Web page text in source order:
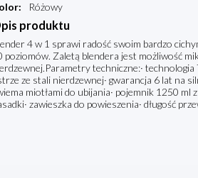
: Różowy
produktu
4 w 1 sprawi radość swoim bardzo
poziomów. Zaletą blendera jest możliwość
techniczne:·
ze stali nierdzewnej· gwarancja 6 lat na
miotłami do ubijania· pojemnik 1250
zawieszka do powieszenia· długość